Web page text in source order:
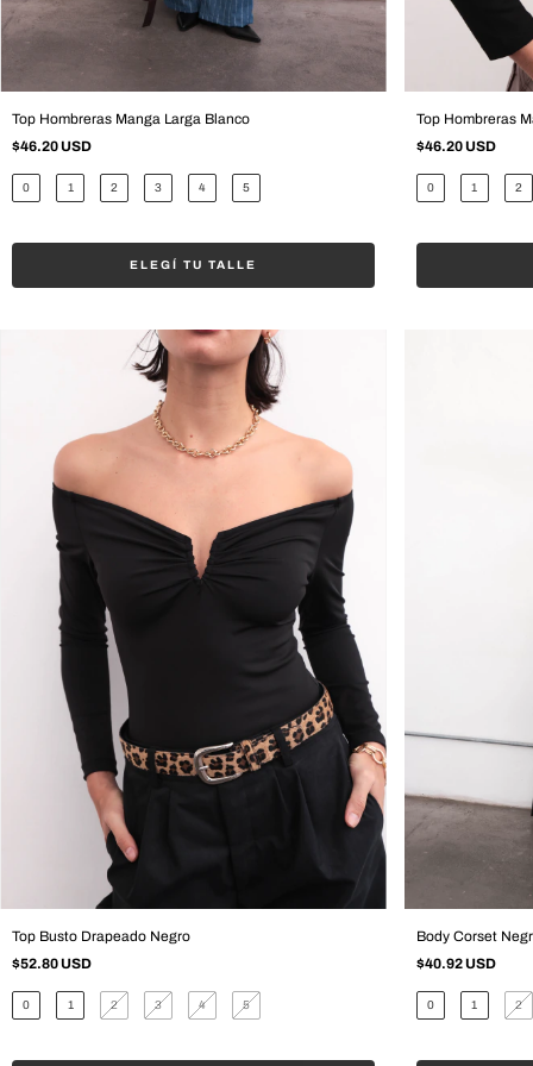
Top Hombreras Manga Larga Blanco
$46.20 USD
0 1 2 3 4 5
ELEGÍ TU TALLE
Top Hombreras
$46.20 USD
0 1 2
Top Busto Drapeado Negro
$52.80 USD
0 1 2 3 4 5
Body Corset
$40.92 USD
0 1 2